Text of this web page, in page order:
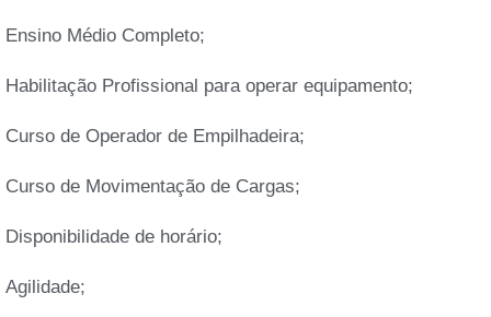
Ensino Médio Completo;
Habilitação Profissional para operar equipamento;
Curso de Operador de Empilhadeira;
Curso de Movimentação de Cargas;
Disponibilidade de horário;
Agilidade;